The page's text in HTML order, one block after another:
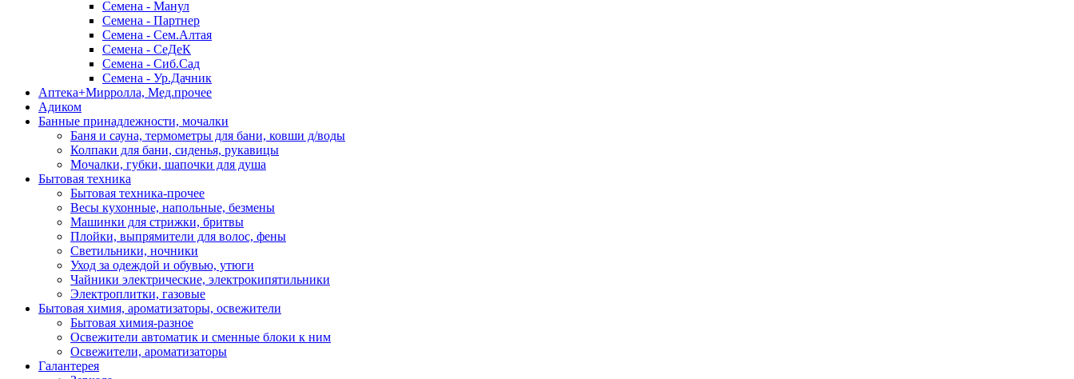
Семена - Манул
Семена - Партнер
Семена - Сем.Алтая
Семена - СеДеК
Семена - Сиб.Сад
Семена - Ур.Дачник
Аптека+Мирролла, Мед.прочее
Адиком
Банные принадлежности, мочалки
Баня и сауна, термометры для бани, ковши д/воды
Колпаки для бани, сиденья, рукавицы
Мочалки, губки, шапочки для душа
Бытовая техника
Бытовая техника-прочее
Весы кухонные, напольные, безмены
Машинки для стрижки, бритвы
Плойки, выпрямители для волос, фены
Светильники, ночники
Уход за одеждой и обувью, утюги
Чайники электрические, электрокипятильники
Электроплитки, газовые
Бытовая химия, ароматизаторы, освежители
Бытовая химия-разное
Освежители автоматик и сменные блоки к ним
Освежители, ароматизаторы
Галантерея